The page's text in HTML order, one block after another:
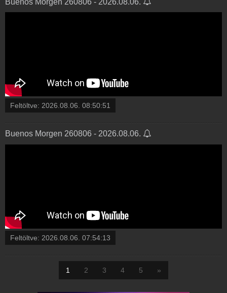
Feltöltve: 2026.08.06. 08:50:51
Buenos Morgen 260806 - 2026.08.06.
Feltöltve: 2026.08.06. 07:54:13
1 2 3 4 5 »